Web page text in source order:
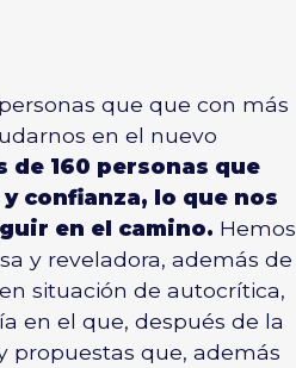
que que con más
en el nuevo
de 160 personas que
confianza, lo que nos
en el camino. Hemos
y reveladora, además de
situación de autocrítica,
en el que, después de la
propuestas que, además